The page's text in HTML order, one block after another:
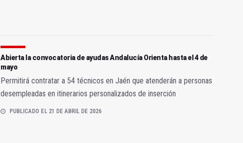
Abierta la convocatoria de ayudas Andalucía Orienta hasta el 4 de
mayo
Permitirá contratar a 54 técnicos en Jaén que atenderán a personas
desempleadas en itinerarios personalizados de inserción
PUBLICADO EL 21 DE ABRIL DE 2026